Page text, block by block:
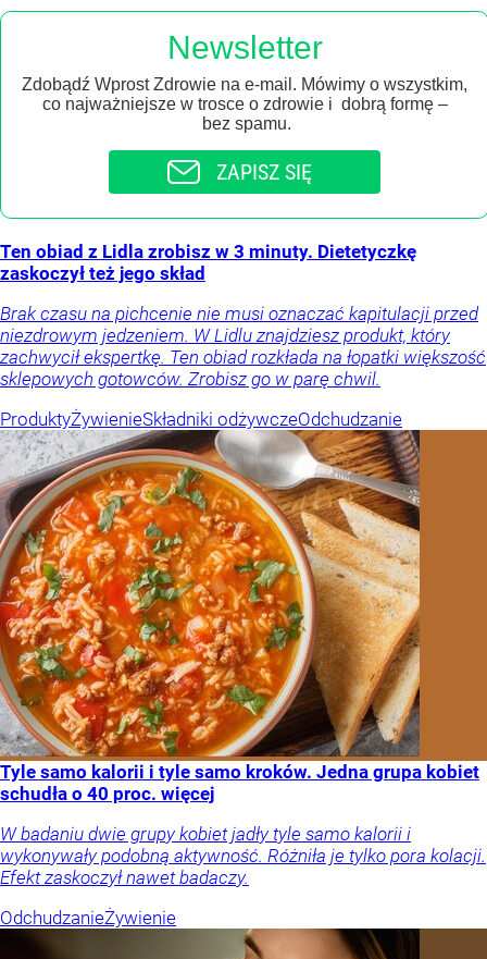
Newsletter
Zdobądź Wprost Zdrowie na e-mail. Mówimy o wszystkim,
co najważniejsze w trosce o zdrowie i dobrą formę –
bez spamu.
ZAPISZ SIĘ
Ten obiad z Lidla zrobisz w 3 minuty. Dietetyczkę
zaskoczył też jego skład
Brak czasu na pichcenie nie musi oznaczać kapitulacji przed
niezdrowym jedzeniem. W Lidlu znajdziesz produkt, który
zachwycił ekspertkę. Ten obiad rozkłada na łopatki większość
sklepowych gotowców. Zrobisz go w parę chwil.
ProduktyŻywienieSkładniki odżywczeOdchudzanie
Tyle samo kalorii i tyle samo kroków. Jedna grupa kobiet
schudła o 40 proc. więcej
W badaniu dwie grupy kobiet jadły tyle samo kalorii i
wykonywały podobną aktywność. Różniła je tylko pora kolacji.
Efekt zaskoczył nawet badaczy.
OdchudzanieŻywienie